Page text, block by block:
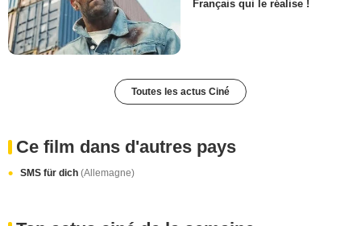
Français qui le réalise !
Toutes les actus Ciné
Ce film dans d'autres pays
SMS für dich (Allemagne)